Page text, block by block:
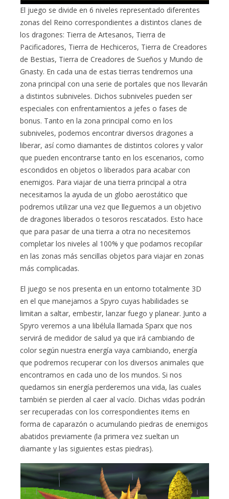
El juego se divide en 6 niveles representado diferentes
zonas del Reino correspondientes a distintos clanes de
los dragones: Tierra de Artesanos, Tierra de
Pacificadores, Tierra de Hechiceros, Tierra de Creadores
de Bestias, Tierra de Creadores de Sueños y Mundo de
Gnasty. En cada una de estas tierras tendremos una
zona principal con una serie de portales que nos llevarán
a distintos subniveles. Dichos subniveles pueden ser
especiales con enfrentamientos a jefes o fases de
bonus. Tanto en la zona principal como en los
subniveles, podemos encontrar diversos dragones a
liberar, así como diamantes de distintos colores y valor
que pueden encontrarse tanto en los escenarios, como
escondidos en objetos o liberados para acabar con
enemigos. Para viajar de una tierra principal a otra
necesitamos la ayuda de un globo aerostático que
podremos utilizar una vez que lleguemos a un objetivo
de dragones liberados o tesoros rescatados. Esto hace
que para pasar de una tierra a otra no necesitemos
completar los niveles al 100% y que podamos recopilar
en las zonas más sencillas objetos para viajar en zonas
más complicadas.
El juego se nos presenta en un entorno totalmente 3D
en el que manejamos a Spyro cuyas habilidades se
limitan a saltar, embestir, lanzar fuego y planear. Junto a
Spyro veremos a una libélula llamada Sparx que nos
servirá de medidor de salud ya que irá cambiando de
color según nuestra energía vaya cambiando, energía
que podremos recuperar con los diversos animales que
encontramos en cada uno de los mundos. Si nos
quedamos sin energía perderemos una vida, las cuales
también se pierden al caer al vacío. Dichas vidas podrán
ser recuperadas con los correspondientes items en
forma de caparazón o acumulando piedras de enemigos
abatidos previamente (la primera vez sueltan un
diamante y las siguientes estas piedras).